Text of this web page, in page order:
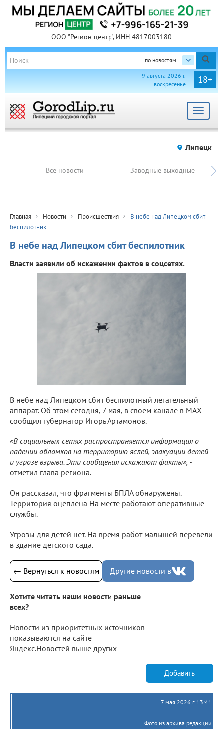
ООО "Регион центр", ИНН 4817003180
по новостям
18+
9 августа 2026 г.
воскресенье
Toggle
Липецк
Все новости Заводные выходные
Главная Новости Происшествия
В небе над Липецком сбит
беспилотник
В небе над Липецком сбит беспилотник
Власти заявили об искажении фактов в соцсетях.
В небе над Липецком сбит беспилотный летательный
аппарат. Об этом сегодня, 7 мая, в своем канале в МАХ
сообщил губернатор Игорь Артамонов.
«В социальных сетях распространяется информация о
падении обломков на территорию яслей, эвакуации детей
и угрозе взрыва. Эти сообщения искажают факты», -
отметил глава региона.
Он рассказал, что фрагменты БПЛА обнаружены.
Территория оцеплена На месте работают оперативные
службы.
Угрозы для детей нет. На время работ малышей перевели
в здание детского сада.
← Вернуться к новостям Другие новости в
Хотите читать наши новости раньше
всех?
Новости из приоритетных источников
показываются на сайте
Яндекс.Новостей выше других
Добавить
7 мая 2026 г. 13:41
Фото из архива редакции